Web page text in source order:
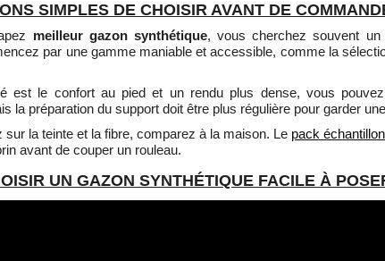
SIMPLES DE CHOISIR AVANT DE
meilleur gazon synthétique, vous cherchez souvent
par une gamme maniable et accessible, comme la
est le confort au pied et un rendu plus dense, vous
la préparation du support doit être plus régulière pour garder
sur la teinte et la fibre, comparez à la maison. Le pack
avant de couper un rouleau.
UN GAZON SYNTHÉTIQUE FACILE À